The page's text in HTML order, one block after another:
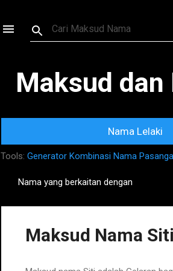
Maksud dan
Nama Lelaki
Tools: Generator Kombinasi Nama
o
Nama yang berkaitan dengan
Maksud Nama